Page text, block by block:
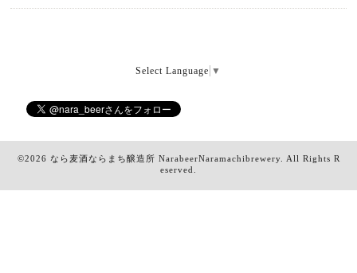
Select Language ▼
©2026 なら麦酒ならまち醸造所 NarabeerNaramachibrewery. All Rights R
eserved.